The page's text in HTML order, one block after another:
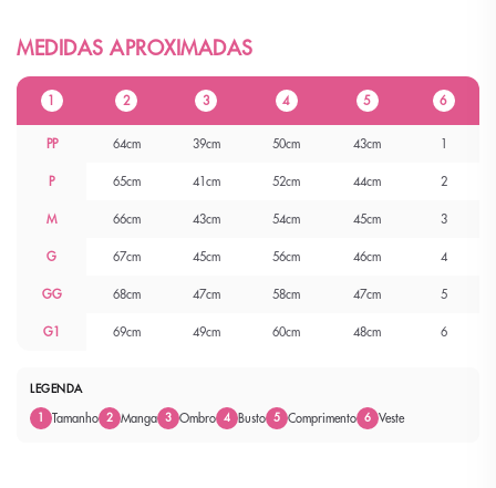
1 2 3 4 5 6
PP 64cm 39cm 50cm 43cm 1
P 65cm 41cm 52cm 44cm 2
M 66cm 43cm 54cm 45cm 3
G 67cm 45cm 56cm 46cm 4
GG 68cm 47cm 58cm 47cm 5
G1 69cm 49cm 60cm 48cm 6
LEGENDA
1
Tamanho 2 Manga 3 Ombro 4 Busto 5 Comprimento 6 Veste